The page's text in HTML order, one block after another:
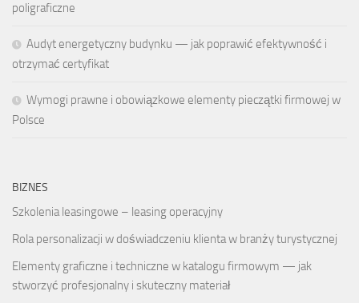
poligraficzne
Audyt energetyczny budynku — jak poprawić efektywność i
otrzymać certyfikat
Wymogi prawne i obowiązkowe elementy pieczątki firmowej w
Polsce
BIZNES
Szkolenia leasingowe – leasing operacyjny
Rola personalizacji w doświadczeniu klienta w branży turystycznej
Elementy graficzne i techniczne w katalogu firmowym — jak
stworzyć profesjonalny i skuteczny materiał